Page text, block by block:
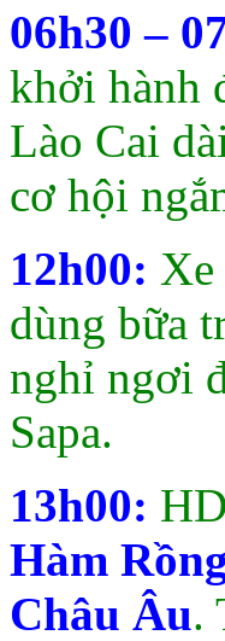
06h30 –
khởi hành
Lào Cai
cơ hội
12h00:
dùng bữa
nghỉ ngơi
Sapa.
13h00:
Hàm
Châu Âu.